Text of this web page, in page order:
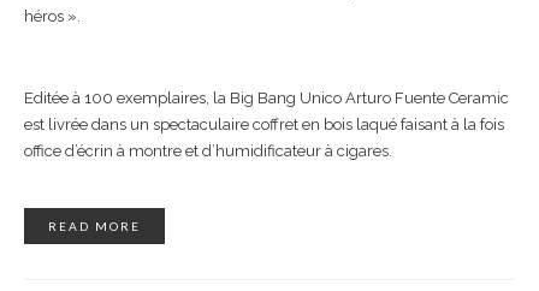
héros ».
Editée à 100 exemplaires, la Big Bang Unico Arturo Fuente Ceramic
est livrée dans un spectaculaire coffret en bois laqué faisant à la fois
office d’écrin à montre et d’humidificateur à cigares.
READ MORE